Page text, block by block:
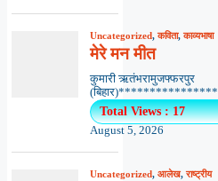
Uncategorized,कविता,काव्यभाषा
मेरे मन मीत
कुमारी ऋतंभरामुजफ्फरपुर
Total Views : 17
August 5, 2026
Uncategorized, आलेख,राष्ट्रीय